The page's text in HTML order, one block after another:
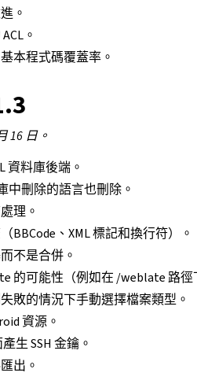
。
。
本程式碼覆蓋率。
16 日。
資料庫後端。
中刪除的語言也刪除。
理。
BBCode、XML 標記和換行符）。
不是合併。
的可能性（例如在 /weblate 路徑
敗的情況下手動選擇檔案類型。
資源。
生 SSH 金鑰。
出。